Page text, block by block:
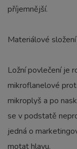
příjemnější.
Materiálové
Ložní povlečení je
mikroflanelové
mikroplyš a po
se v podstatě
jedná o
motat hlavu.